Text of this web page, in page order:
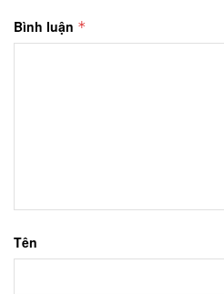
Bình luận *
Tên